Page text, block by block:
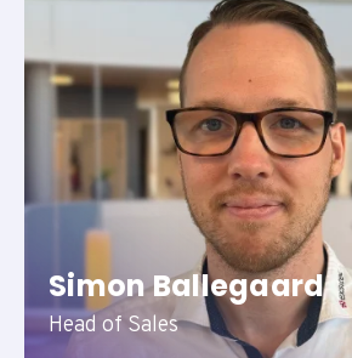
Simon Ballegaard
Head of Sales